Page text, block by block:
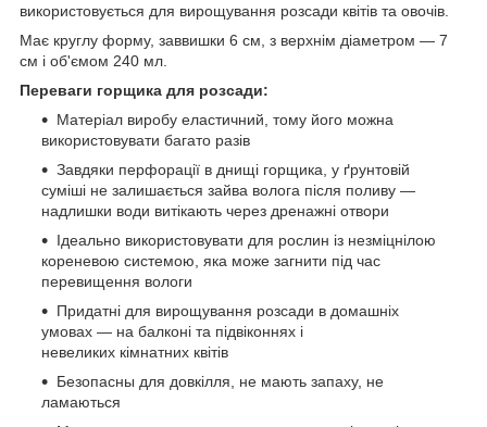
використовується для вирощування розсади квітів та овочів.
Має круглу форму, заввишки 6 см, з верхнім діаметром — 7
см і об'ємом 240 мл.
Переваги горщика для розсади:
Матеріал виробу еластичний, тому його можна
використовувати багато разів
Завдяки перфорації в днищі горщика, у ґрунтовій
суміші не залишається зайва волога після поливу —
надлишки води витікають через дренажні отвори
Ідеально використовувати для рослин із незміцнілою
кореневою системою, яка може загнити під час
перевищення вологи
Придатні для вирощування розсади в домашніх
умовах — на балконі та підвіконнях і
невеликих кімнатних квітів
Безопасны для довкілля, не мають запаху, не
ламаються